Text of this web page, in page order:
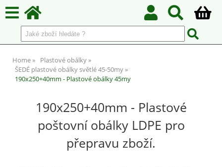
Home
Plastové obálky
ŠEDÉ plastové obálky světlé 45-50my
190x250+40mm - Plastové obálky 45my
190x250+40mm - Plastové
poštovní obálky LDPE pro
přepravu zboží.